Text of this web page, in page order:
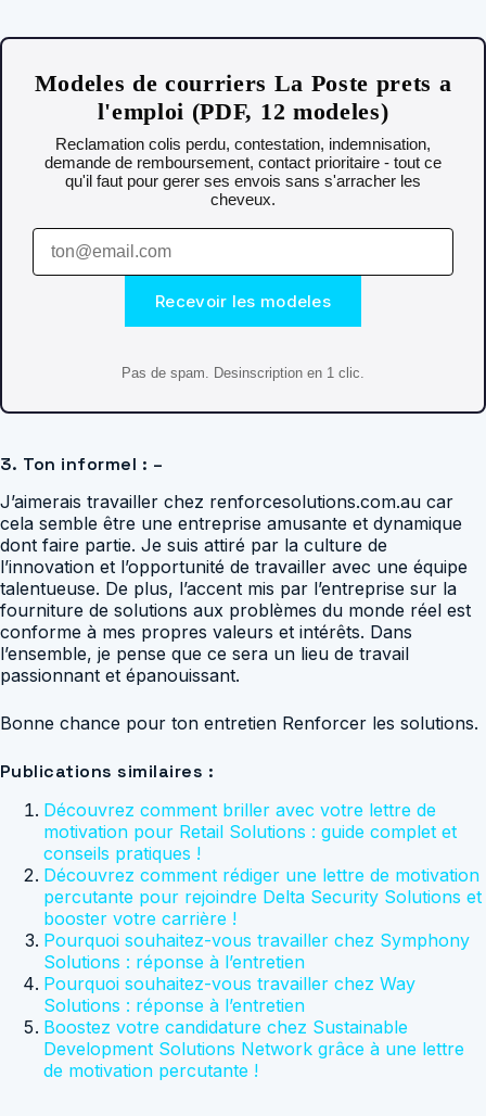
Modeles de courriers La Poste prets a
l'emploi (PDF, 12 modeles)
Reclamation colis perdu, contestation, indemnisation,
demande de remboursement, contact prioritaire - tout ce
qu'il faut pour gerer ses envois sans s'arracher les
cheveux.
Recevoir les modeles
Pas de spam. Desinscription en 1 clic.
3. Ton informel : –
J’aimerais travailler chez renforcesolutions.com.au car
cela semble être une entreprise amusante et dynamique
dont faire partie. Je suis attiré par la culture de
l’innovation et l’opportunité de travailler avec une équipe
talentueuse. De plus, l’accent mis par l’entreprise sur la
fourniture de solutions aux problèmes du monde réel est
conforme à mes propres valeurs et intérêts. Dans
l’ensemble, je pense que ce sera un lieu de travail
passionnant et épanouissant.
Bonne chance pour ton entretien Renforcer les solutions.
Publications similaires :
Découvrez comment briller avec votre lettre de
motivation pour Retail Solutions : guide complet et
conseils pratiques !
Découvrez comment rédiger une lettre de motivation
percutante pour rejoindre Delta Security Solutions et
booster votre carrière !
Pourquoi souhaitez-vous travailler chez Symphony
Solutions : réponse à l’entretien
Pourquoi souhaitez-vous travailler chez Way
Solutions : réponse à l’entretien
Boostez votre candidature chez Sustainable
Development Solutions Network grâce à une lettre
de motivation percutante !